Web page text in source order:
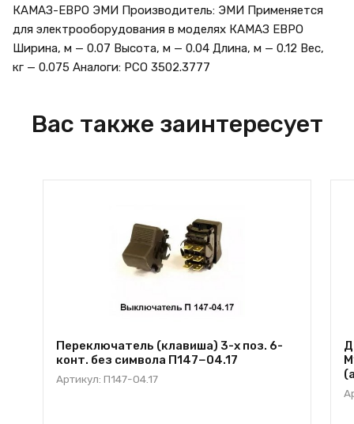
КАМАЗ-ЕВРО ЭМИ Производитель: ЭМИ Применяется
для электрооборудования в моделях КАМАЗ ЕВРО
Ширина, м — 0.07 Высота, м — 0.04 Длина, м — 0.12 Вес,
кг — 0.075 Аналоги: РСО 3502.3777
Вас также заинтересует
Переключатель (клавиша) 3-х поз. 6-
конт. без символа П147−04.17
Артикул: П147-04.17